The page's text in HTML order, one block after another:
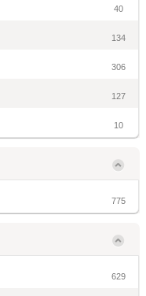
40
134
306
127
10
775
629